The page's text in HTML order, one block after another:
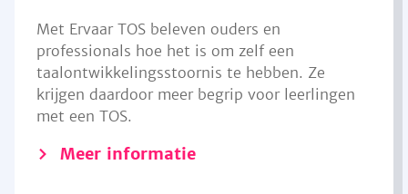
Met Ervaar TOS beleven ouders en
professionals hoe het is om zelf een
taalontwikkelingsstoornis te hebben. Ze
krijgen daardoor meer begrip voor leerlingen
met een TOS.
Meer informatie